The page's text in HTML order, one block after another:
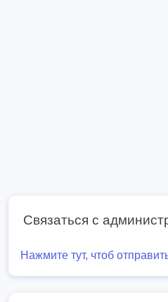
Связаться с
Нажмите тут, чтоб